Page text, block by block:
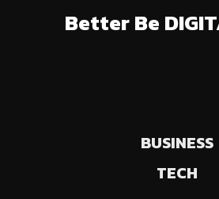
Better Be
BUSINESS
TECH